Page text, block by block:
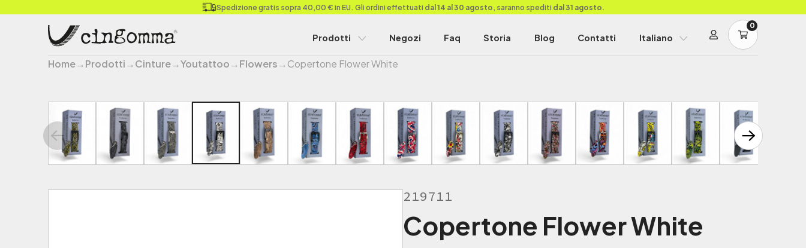
Spedizione gratis sopra 40,00 € in EU. Gli ordini effettuati dal 14 al 30 agosto , saranno spediti dal 31 agosto.
Prodotti Negozi Faq Storia Blog Contatti Italiano
0
Home→Prodotti→Cinture→Youtattoo→Flowers→Copertone Flower White
219711
Copertone Flower White